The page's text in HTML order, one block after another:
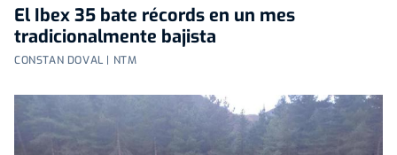
El Ibex 35 bate récords en un mes
tradicionalmente bajista
CONSTAN DOVAL | NTM